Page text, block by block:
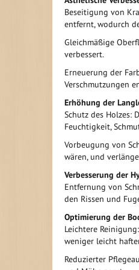
Beseitigung von
entfernt, wodurch
Gleichmäßige
verbessert.
Erneuerung der
Verschmutzungen
Erhöhung der
Schutz des Holzes:
Feuchtigkeit,
Vorbeugung von
wären, und
Verbesserung der
Entfernung von
den Rissen und
Optimierung der
Leichtere
weniger leicht
Reduzierter